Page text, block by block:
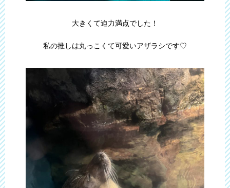
大きくて迫力満点でした！
私の推しは丸っこくて可愛いアザラシです♡